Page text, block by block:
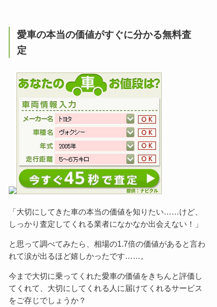
愛車の本当の価値がすぐに分かる無料査
定
「大切にしてきた車の本当の価値を知りたい……けど、
しっかり査定してくれる業者になかなか出会えない！」
と思って調べてみたら、相場の1.7倍の価値があると言わ
れて涙が出るほど嬉しかったです……。
今まで大切に乗ってくれた愛車の価値をきちんと評価し
てくれて、大切にしてくれる人に届けてくれるサービス
をご存じでしょうか？